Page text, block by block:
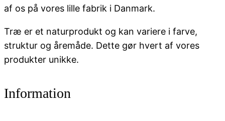
af os på vores lille fabrik i Danmark.
Træ er et naturprodukt og kan variere i farve,
struktur og åremåde. Dette gør hvert af vores
produkter unikke.
Information